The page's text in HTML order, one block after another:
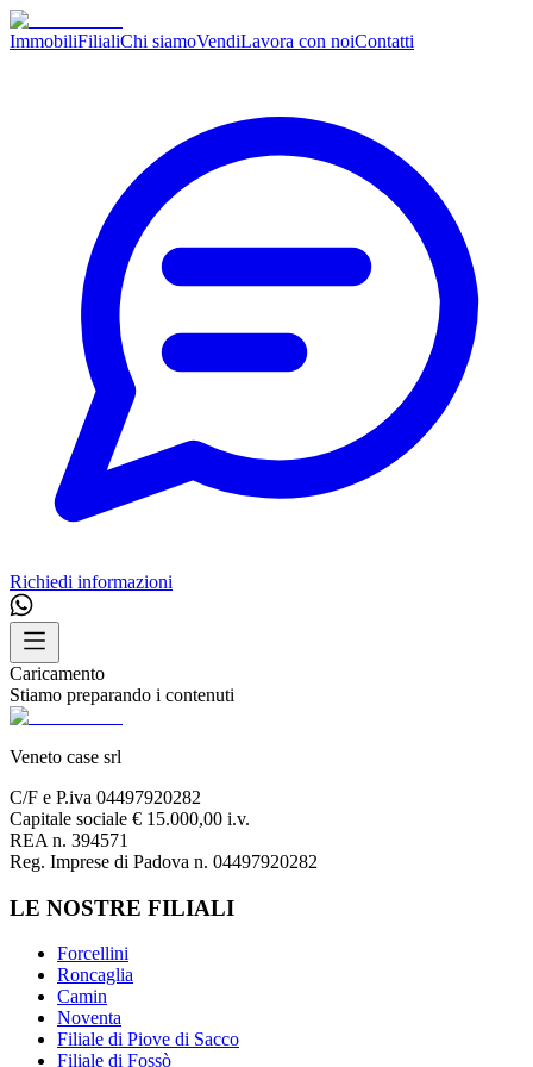
ImmobiliFilialiChi siamoVendiLavora con noiContatti
Richiedi informazioni
Caricamento
Stiamo preparando i contenuti
Veneto case srl
C/F e P.iva 04497920282
Capitale sociale € 15.000,00 i.v.
REA n. 394571
Reg. Imprese di Padova n. 04497920282
LE NOSTRE FILIALI
Forcellini
Roncaglia
Camin
Noventa
Filiale di Piove di Sacco
Filiale di Fossò